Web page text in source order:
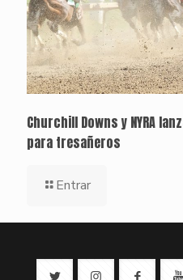
Churchill Downs y NYRA
para tresañeros
Entrar